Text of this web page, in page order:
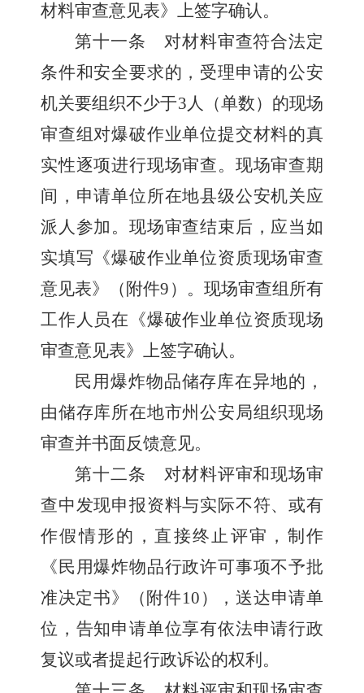
材料审查意见表》上签字确认。
第十一条
对材料审查符合法定
条件和安全要求的，受理申请的公安
机关要组织不少于3人（单数）的现场
审查组对爆破作业单位提交材料的真
实性逐项进行现场审查。现场审查期
间，申请单位所在地县级公安机关应
派人参加。现场审查结束后，应当如
实填写《爆破作业单位资质现场审查
意见表》（附件9 ）。现场审查组所有
工作人员在《爆破作业单位资质现场
审查意见表》上签字确认。
民用爆炸物品储存库在异地的，
由储存库所在地市州公安局组织现场
审查并书面反馈意见。
第十二条
对材料评审和现场审
查中发现申报资料与实际不符、或有
作假情形的，直接终止评审，制作
《民用爆炸物品行政许可事项不予批
准决定书》（附件10 ），送达申请单
位，告知申请单位享有依法申请行政
复议或者提起行政诉讼的权利。